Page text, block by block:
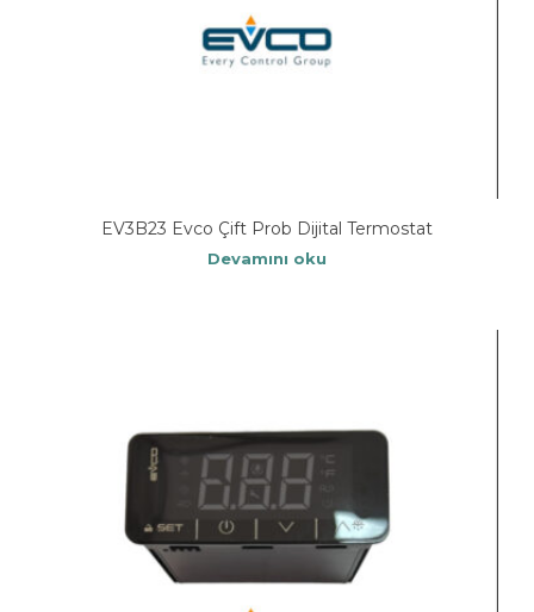
EV3B23 Evco Çift Prob Dijital Termostat
Devamını oku